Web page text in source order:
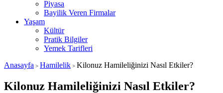
Piyasa
Bayilik Veren Firmalar
Yaşam
Kültür
Pratik Bilgiler
Yemek Tarifleri
Anasayfa > Hamilelik > Kilonuz Hamileliğinizi Nasıl Etkiler?
Kilonuz Hamileliğinizi Nasıl Etkiler?